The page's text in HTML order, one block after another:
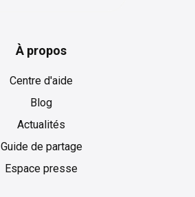
À propos
Centre d'aide
Blog
Actualités
Guide de partage
Espace presse